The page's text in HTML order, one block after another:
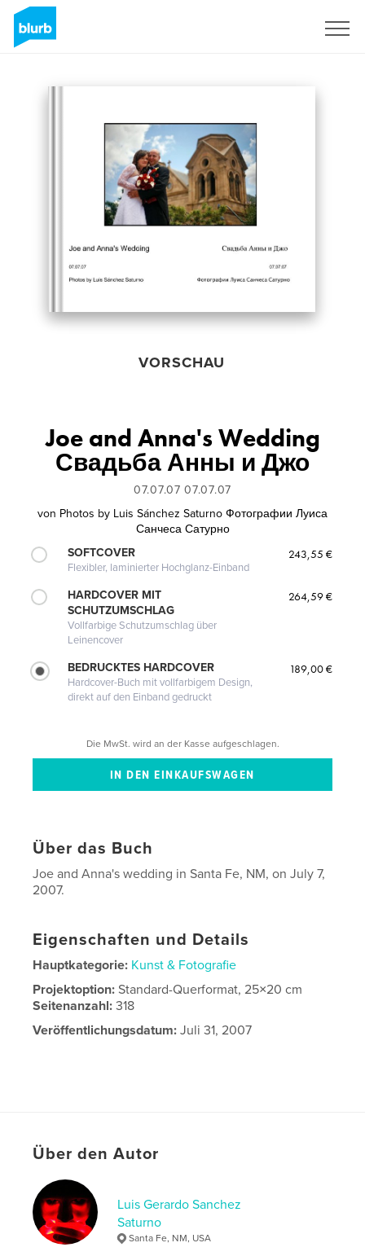
VORSCHAU
Joe and Anna's Wedding
Свадьба Анны и Джо
07.07.07 07.07.07
von Photos by Luis Sánchez Saturno Фотографии Луиса
Санчеса Сатурно
SOFTCOVER
Flexibler, laminierter Hochglanz-Einband
243,55 €
HARDCOVER MIT
SCHUTZUMSCHLAG
Vollfarbige Schutzumschlag über
Leinencover
264,59 €
BEDRUCKTES HARDCOVER
Hardcover-Buch mit vollfarbigem Design,
direkt auf den Einband gedruckt
189,00 €
Die MwSt. wird an der Kasse aufgeschlagen.
Über das Buch
Joe and Anna's wedding in Santa Fe, NM, on July 7,
2007.
Eigenschaften und Details
Hauptkategorie: Kunst & Fotografie
Projektoption:Standard-Querformat, 25×20 cm
Seitenanzahl:318
Veröffentlichungsdatum: Juli 31, 2007
Über den Autor
Luis Gerardo Sanchez
Saturno
Santa Fe, NM, USA